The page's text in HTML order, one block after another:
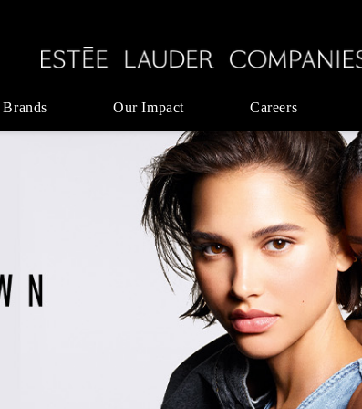
Our Impact Careers